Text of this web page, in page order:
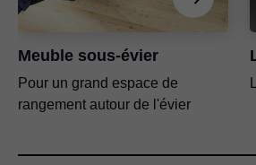
Meuble sous-évier
Pour un grand espace de
rangement autour de l'évier